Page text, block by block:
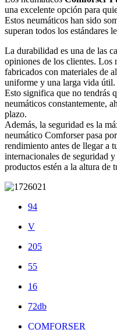
una excelente opción para
Estos neumáticos han sido
superan todos los estándares
La durabilidad es una de las
opiniones de los clientes. Los
fabricados con materiales de
uniforme y una larga vida útil.
Esto significa que no tendrás
neumáticos constantemente,
plazo.
Además, la seguridad es la
neumático Comforser pasa
rendimiento antes de llegar a
internacionales de seguridad
productos estén a la altura de
94
V
205
55
16
72db
COMFORSER